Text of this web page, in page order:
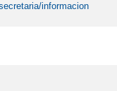
informacion